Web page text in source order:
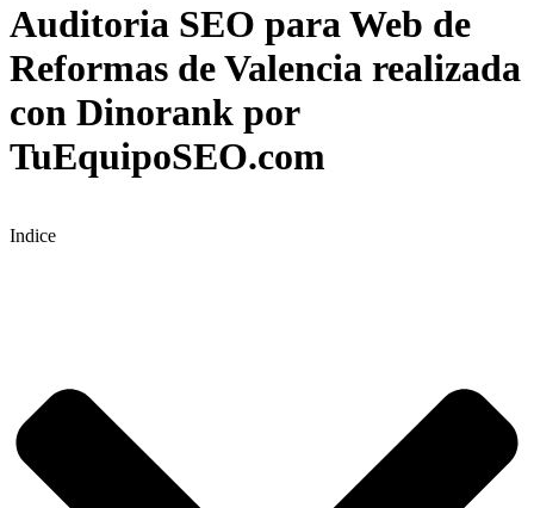
Auditoria SEO para Web de
Reformas de Valencia realizada
con Dinorank por
TuEquipoSEO.com
Indice